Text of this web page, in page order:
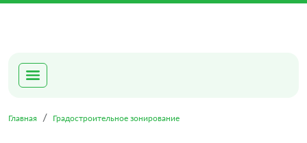
Главная Градостроительное зонирование